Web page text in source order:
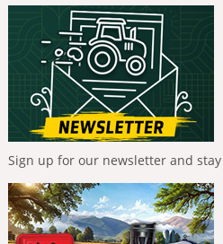
Sign up for our newsletter and